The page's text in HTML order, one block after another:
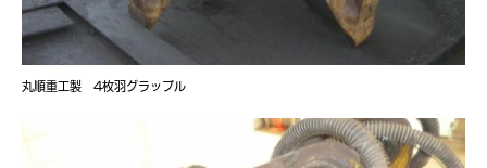
丸順重工製 4枚羽グラップル